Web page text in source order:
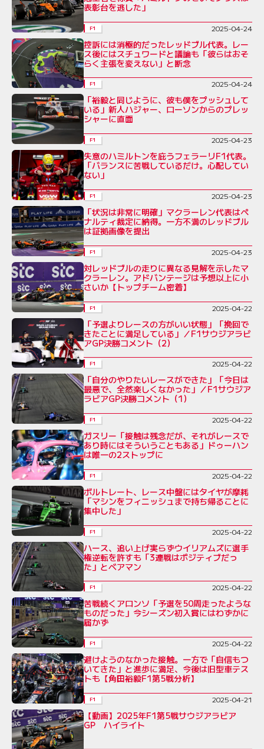
表彰台を逃した」
F1 2025-04-24
控訴には消極的だったレッドブル代表。レー
ス後にはスチュワードと議論も「彼らはおそ
らく主張を変えない」と断念
F1 2025-04-24
「裕毅と同じように、彼も僕をプッシュして
いる」新人ハジャー、ローソンからのプレッ
シャーに直面
F1 2025-04-23
失意のハミルトンを庇うフェラーリF1代表。
「バランスに苦戦しているだけ。心配してい
ない」
F1 2025-04-23
「状況は非常に明確」マクラーレン代表はペ
ナルティ裁定に納得。一方不満のレッドブル
は証拠画像を提出
F1 2025-04-23
対レッドブルの走りに異なる見解を示したマ
クラーレン。アドバンテージは予想以上に小
さいか【トップチーム密着】
F1 2025-04-22
「予選よりレースの方がいい状態」「挽回で
きたことに満足している」／F1サウジアラビ
アGP決勝コメント（2）
F1 2025-04-22
「自分のやりたいレースができた」「今日は
最悪で、全然楽しくなかった」／F1サウジア
ラビアGP決勝コメント（1）
F1 2025-04-22
ガスリー「接触は残念だが、それがレースで
あり時にはそういうこともある」ドゥーハン
は唯一の2ストップに
F1 2025-04-22
ボルトレート、レース中盤にはタイヤが摩耗
「マシンをフィニッシュまで持ち帰ることに
集中した」
F1 2025-04-22
ハース、追い上げ実らずウイリアムズに選手
権逆転を許すも「3連戦はポジティブだっ
た」とベアマン
F1 2025-04-22
苦戦続くアロンソ「予選を50周走ったような
ものだった」今シーズン初入賞にはわずかに
届かず
F1 2025-04-22
避けようのなかった接触。一方で「自信もつ
いてきた」と進歩に満足、今後は旧型車テス
トも【角田裕毅F1第5戦分析】
F1 2025-04-21
【動画】2025年F1第5戦サウジアラビア
GP ハイライト